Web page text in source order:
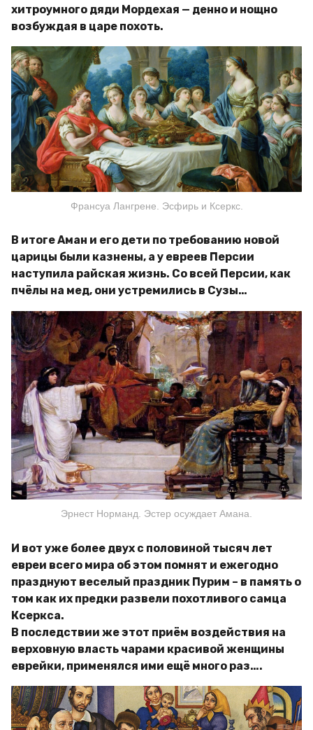
хитроумного дяди Мордехая — денно и нощно
возбуждая в царе похоть.
Франсуа Лангрене. Эсфирь и Ксеркс.
В итоге Аман и его дети по требованию новой
царицы были казнены, а у евреев Персии
наступила райская жизнь. Со всей Персии, как
пчёлы на мед, они устремились в Сузы…
Эрнест Норманд. Эстер осуждает Амана.
И вот уже более двух с половиной тысяч лет
евреи всего мира об этом помнят и ежегодно
празднуют веселый праздник Пурим – в память о
том как их предки развели похотливого самца
Ксеркса.
В последствии же этот приём воздействия на
верховную власть чарами красивой женщины
еврейки, применялся ими ещё много раз….